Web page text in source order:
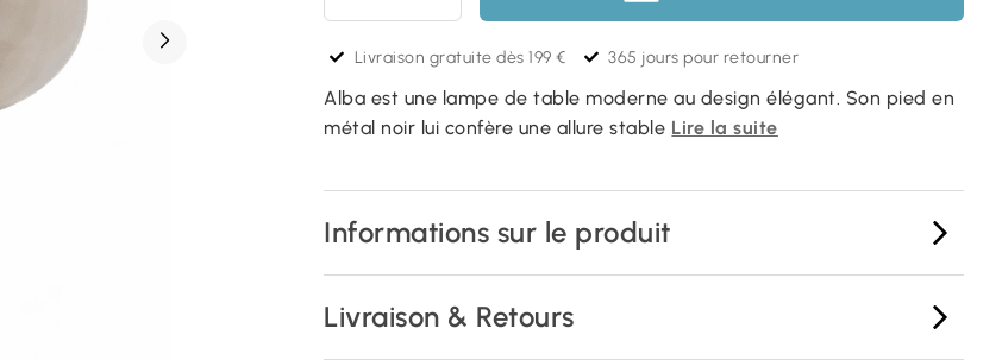
Livraison gratuite dès 199 € 365 jours pour retourner
Alba est une lampe de table moderne au design élégant. Son pied en
métal noir lui confère une allure stable Lire la suite
Informations sur le produit
Livraison & Retours